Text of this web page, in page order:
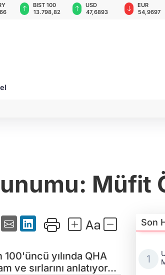
USD
47,6893
EUR
54,9697
GBP
64,1853
Müfit
yılında QHA
ve sırlarını anlatıyor...
Son